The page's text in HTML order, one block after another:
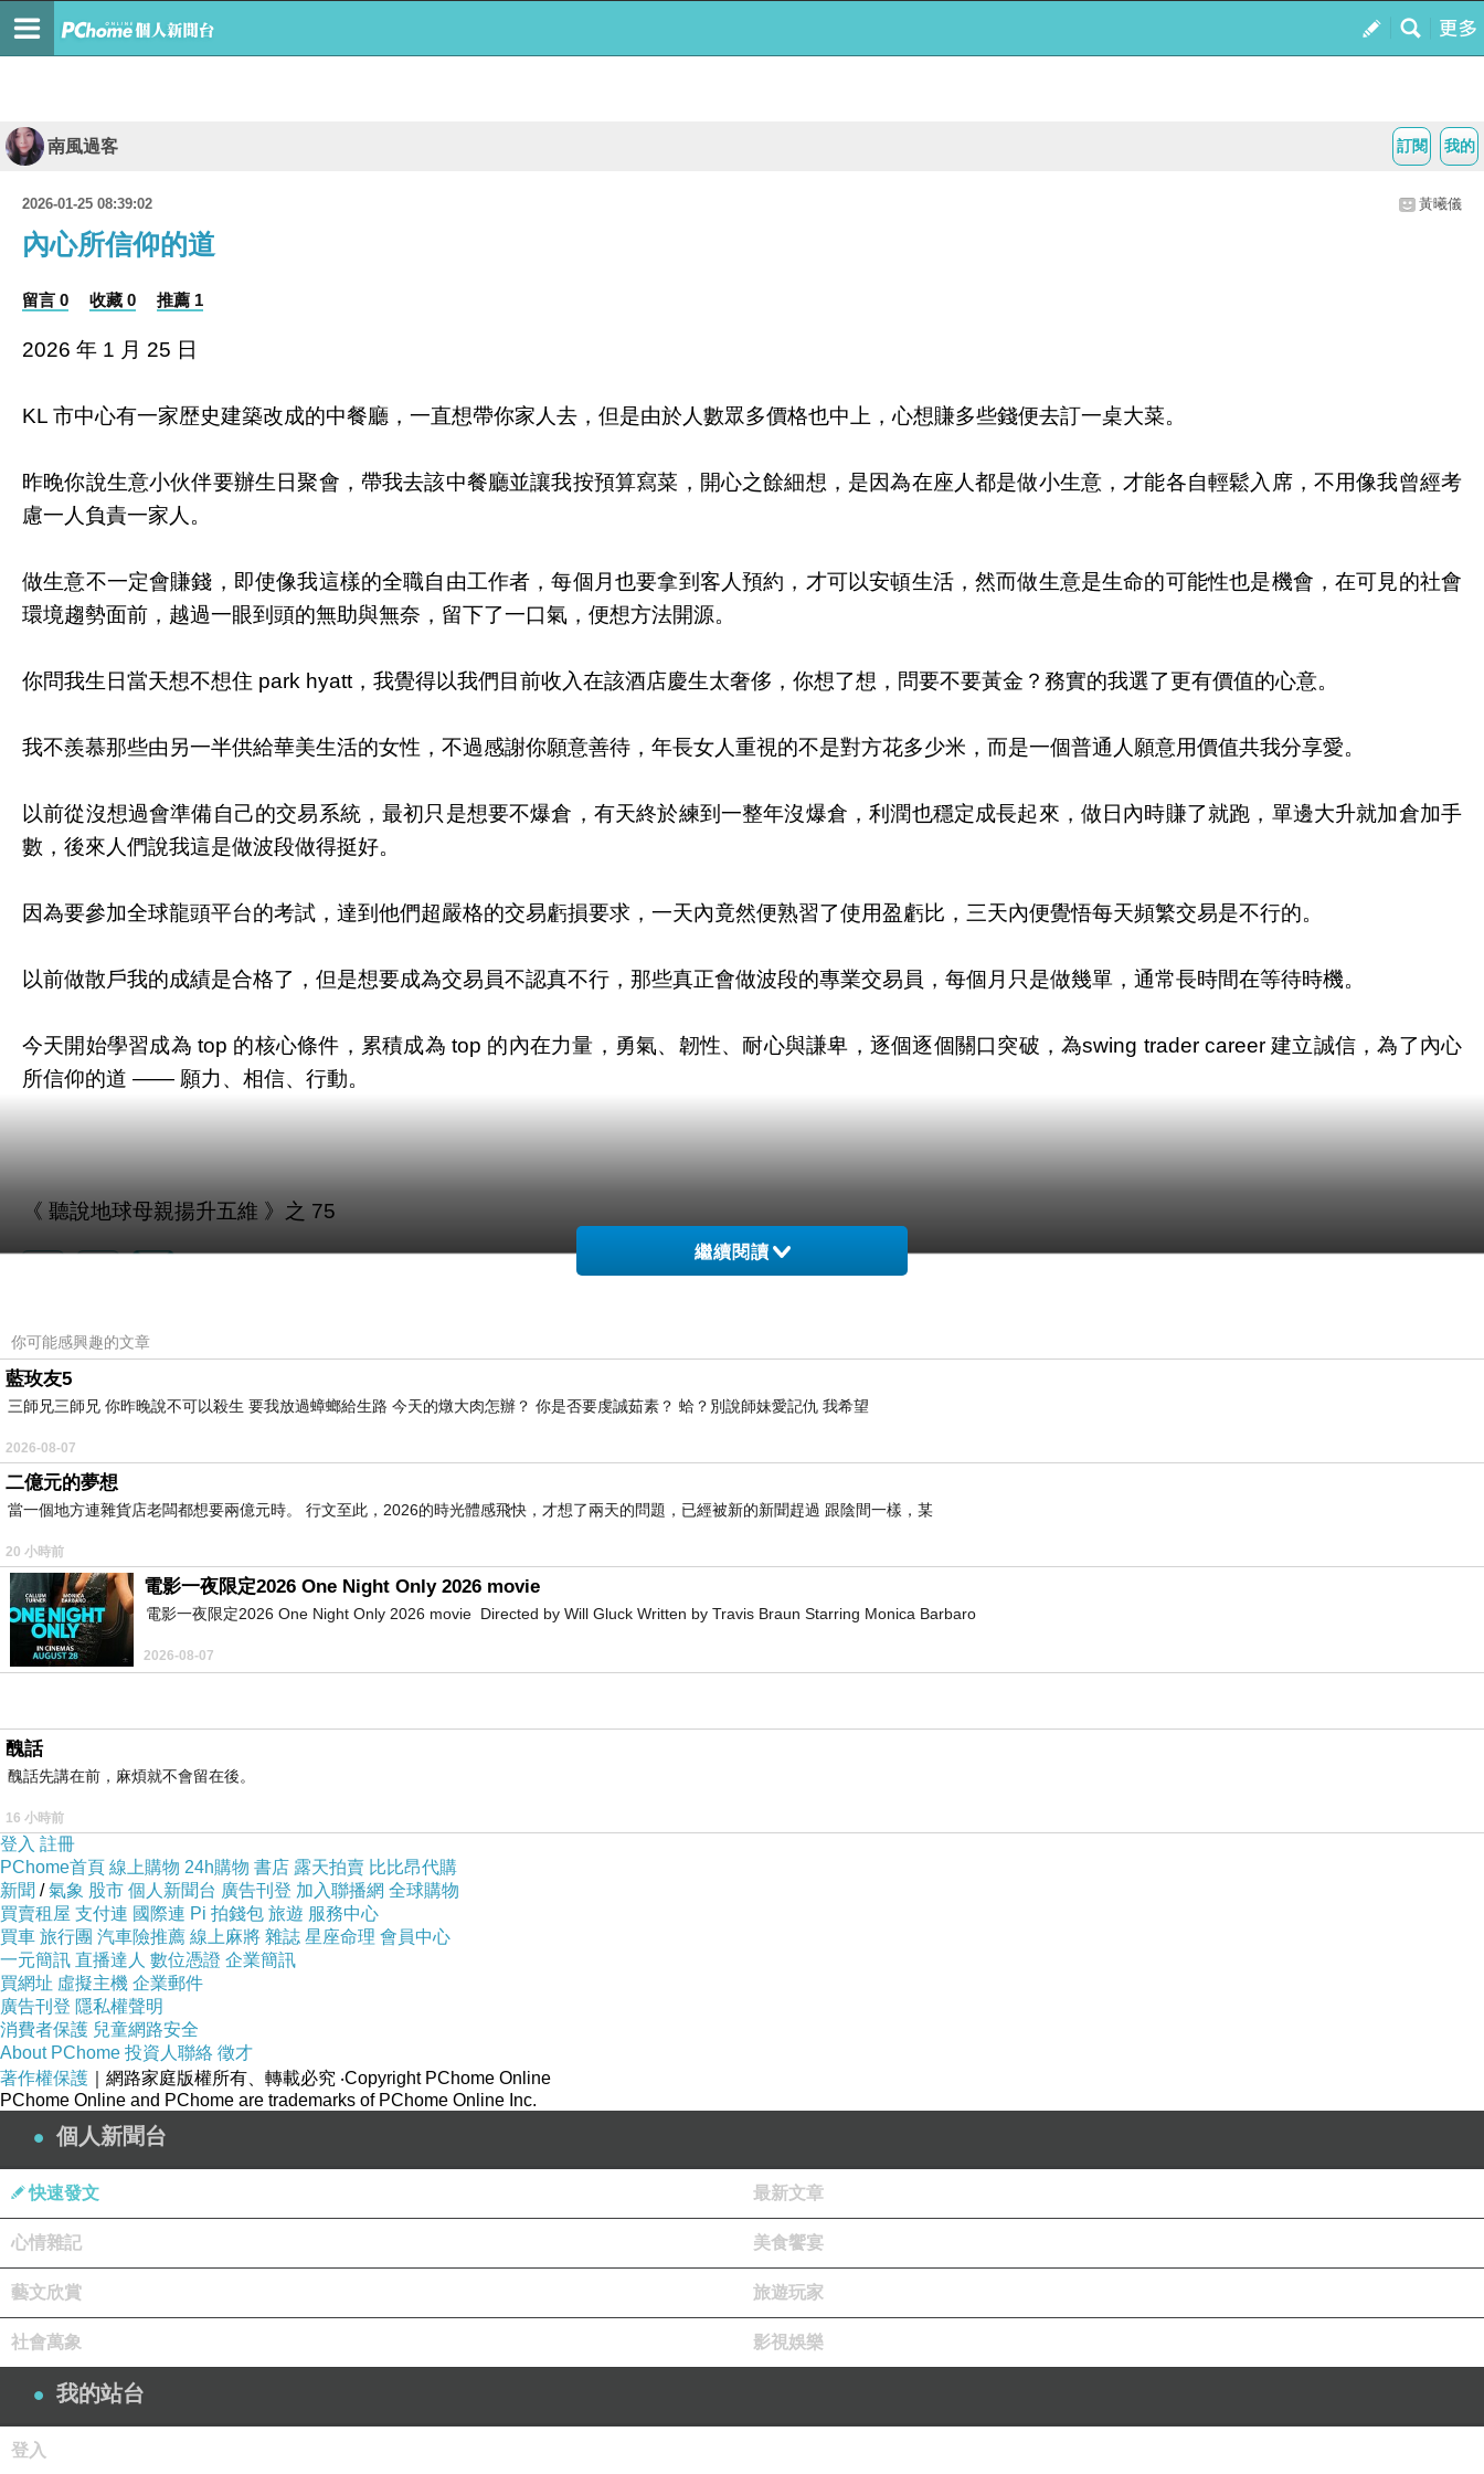
我的
訂閱
南風過客
2026-01-25 08:39:02 黃曦儀
內心所信仰的道
留言 0 收藏 0 推薦 1
2026 年 1 月 25 日
KL 市中心有一家歴史建築改成的中餐廳，一直想帶你家人去，但是由於人數眾多價格也中上，心想賺多些錢便去訂一桌大菜。
昨晚你說生意小伙伴要辦生日聚會，帶我去該中餐廳並讓我按預算寫菜，開心之餘細想，是因為在座人都是做小生意，才能各自輕鬆入席，不用像我曾經考
慮一人負責一家人。
做生意不一定會賺錢，即使像我這樣的全職自由工作者，每個月也要拿到客人預約，才可以安頓生活，然而做生意是生命的可能性也是機會，在可見的社會
環境趨勢面前，越過一眼到頭的無助與無奈，留下了一口氣，便想方法開源。
你問我生日當天想不想住 park hyatt，我覺得以我們目前收入在該酒店慶生太奢侈，你想了想，問要不要黃金？務實的我選了更有價值的心意。
我不羨慕那些由另一半供給華美生活的女性，不過感謝你願意善待，年長女人重視的不是對方花多少米，而是一個普通人願意用價值共我分享愛。
以前從沒想過會準備自己的交易系統，最初只是想要不爆倉，有天終於練到一整年沒爆倉，利潤也穩定成長起來，做日內時賺了就跑，單邊大升就加倉加手
數，後來人們說我這是做波段做得挺好。
因為要參加全球龍頭平台的考試，達到他們超嚴格的交易虧損要求，一天內竟然便熟習了使用盈虧比，三天內便覺悟每天頻繁交易是不行的。
以前做散戶我的成績是合格了，但是想要成為交易員不認真不行，那些真正會做波段的專業交易員，每個月只是做幾單，通常長時間在等待時機。
今天開始學習成為 top 的核心條件，累積成為 top 的內在力量，勇氣、韌性、耐心與謙卑，逐個逐個關口突破，為swing trader career 建立誠信，為了內心
所信仰的道 —— 願力、相信、行動。
《 聽說地球母親揚升五維 》之 75
上一篇：在幻相中破執的起點
下一篇：
繼續閱讀
你可能感興趣的文章
藍玫友5
三師兄三師兄 你昨晚說不可以殺生 要我放過蟑螂給生路 今天的燉大肉怎辦？ 你是否要虔誠茹素？ 蛤？別說師妹愛記仇 我希望
2026-08-07
二億元的夢想
當一個地方連雜貨店老闆都想要兩億元時。 行文至此，2026的時光體感飛快，才想了兩天的問題，已經被新的新聞趕過 跟陰間一樣，某
20 小時前
電影一夜限定2026 One Night Only 2026 movie
電影一夜限定2026 One Night Only 2026 movie Directed by Will Gluck Written by Travis Braun Starring Monica Barbaro
2026-08-07
醜話
醜話先講在前，麻煩就不會留在後。
16 小時前
登入 註冊
PChome首頁 線上購物 24h購物 書店 露天拍賣 比比昂代購
新聞 /氣象 股市 個人新聞台 廣告刊登 加入聯播網 全球購物
買賣租屋 支付連 國際連 Pi 拍錢包 旅遊 服務中心
買車 旅行團 汽車險推薦 線上麻將 雜誌 星座命理 會員中心
一元簡訊 直播達人 數位憑證 企業簡訊
買網址 虛擬主機 企業郵件
廣告刊登 隱私權聲明
消費者保護 兒童網路安全
About PChome 投資人聯絡 徵才
著作權保護 ｜網路家庭版權所有、轉載必究 ‧Copyright PChome Online
PChome Online and PChome are trademarks of PChome Online Inc.
個人新聞台
快速發文 最新文章
心情雜記 美食饗宴
藝文欣賞 旅遊玩家
社會萬象 影視娛樂
我的站台
登入